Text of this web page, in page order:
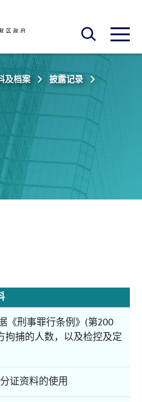
开启搜寻框
开启
及档案 披露记录
《刑事罪行条例》(第200
拘捕的人数，以及检控及定
证资料的使用